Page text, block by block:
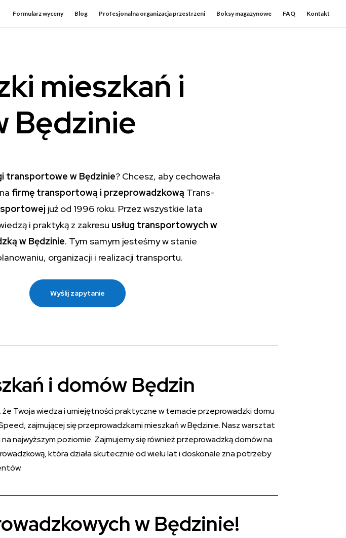
Formularz wyceny Blog Profesjonalna organizacja przestrzeni Boksy magazynowe FAQ Kontakt
mieszkań i
Będzinie
transportowe w Będzinie? Chcesz, aby cechowała
firmę transportową i przeprowadzkową Trans-
już od 1996 roku. Przez wszystkie lata
i praktyką z zakresu usług transportowych w
w Będzinie. Tym samym jesteśmy w stanie
organizacji i realizacji transportu.
Wyślij zapytanie
i domów Będzin
Twoja wiedza i umiejętności praktyczne w temacie przeprowadzki domu
zajmującej się przeprowadzkami mieszkań w Będzinie. Nasz warsztat
najwyższym poziomie. Zajmujemy się również przeprowadzką domów na
która działa skutecznie od wielu lat i doskonale zna potrzeby
w Będzinie!